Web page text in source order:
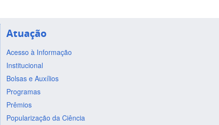
Atuação
Acesso à Informação
Institucional
Bolsas e Auxílios
Programas
Prêmios
Popularização da Ciência